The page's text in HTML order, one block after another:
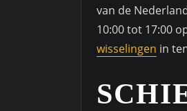
van de
10:00 tot 17:00
wisselingen in